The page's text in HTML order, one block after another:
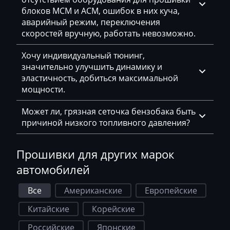
WackerNeuson
Weidemann
Wirtgen
XCMG
Yale
Yanmar
Zoomilon
Zotye
ZX
ВАЗ (Lada)
блоков MCM и ACM, ошибок в них куча,
аварийный режим, переключения
скоростей вручную, работать невозможно.
Хочу индивидуальный тюнинг,
значительно улучшить динамику и
эластичность, добиться максимальной
мощности.
Может ли, грязная сеточка бензобака быть
причиной низкого топливного давления?
Прошивки для других марок
автомобилей
Все Американские
Европейские
Китайские
Корейские
Российские
Японские